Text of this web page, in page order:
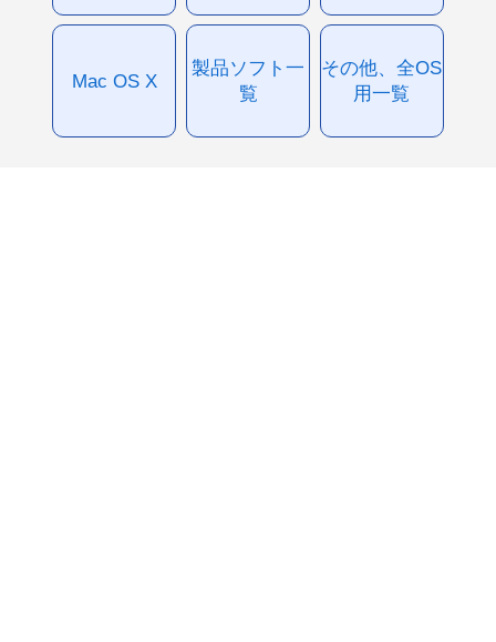
Mac OS X
製品ソフト一
覧
その他、全OS
用一覧